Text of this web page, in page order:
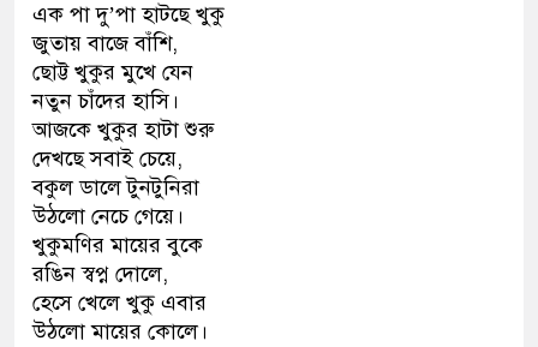
এক পা দু’পা হাটছে খুকু
জুতায় বাজে বাঁশি,
ছোট্ট খুকুর মুখে যেন
নতুন চাঁদের হাসি।
আজকে খুকুর হাটা শুরু
দেখছে সবাই চেয়ে,
বকুল ডালে টুনটুনিরা
উঠলো নেচে গেয়ে।
খুকুমণির মায়ের বুকে
রঙিন স্বপ্ন দোলে,
হেসে খেলে খুকু এবার
উঠলো মায়ের কোলে।